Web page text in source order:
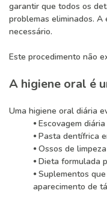
garantir que todos os
problemas eliminados.
necessário.
Este procedimento não
A higiene oral é
Uma higiene oral diária
⦁ Escovagem
⦁ Pasta dentífrica
⦁ Ossos de
⦁ Dieta formulada
⦁ Suplementos
aparecimento de